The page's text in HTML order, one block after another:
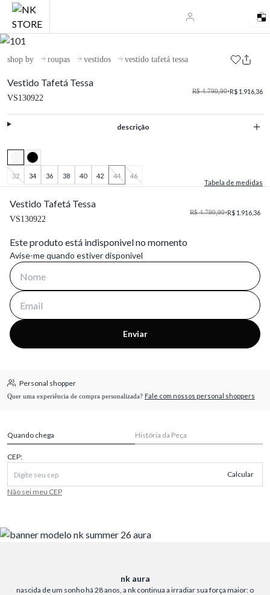
shop by roupas vestidos vestido tafetá tessa
Vestido Tafetá Tessa
VS130922
R$ 4.790,90•R$ 1.916,36
descrição
32 34 36 38 40 42 44
46
Tabela de medidas
Vestido Tafetá Tessa
VS130922
R$ 4.790,90•R$ 1.916,36
Este produto está indisponivel no momento
Avise-me quando estiver disponivel
Enviar
Personal shopper
Quer uma experiência de compra personalizada? Fale com nossos personal shoppers
Quando chega História da Peça
CEP:
Calcular
Não sei meu CEP
nk aura
nascida de um sonho há 28 anos, a nk continua a irradiar sua força maior: o